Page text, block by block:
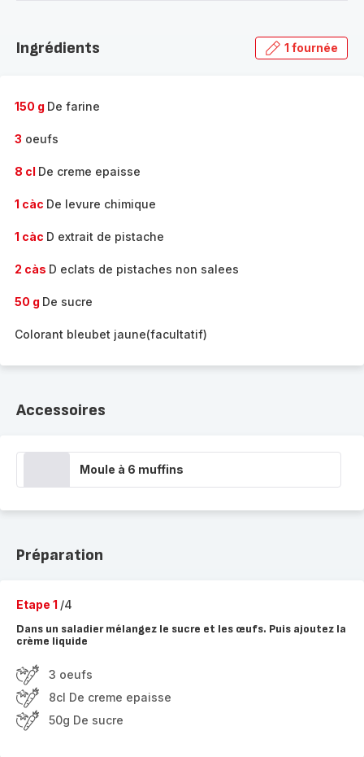
gamme
Ingrédients 1 fournée
150 g De farine
3 oeufs
8 cl De creme epaisse
1 càc De levure chimique
1 càc D extrait de pistache
2 càs D eclats de pistaches non salees
50 g De sucre
Colorant bleubet jaune(facultatif)
Accessoires
Moule à 6 muffins
Préparation
Etape 1 /4
Dans un saladier mélangez le sucre et les œufs. Puis ajoutez la
crème liquide
3 oeufs
8cl De creme epaisse
50g De sucre